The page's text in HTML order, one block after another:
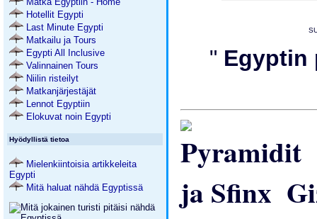
Hotellit Egypti
Last Minute Egypti
Matkailu ja Tours
Egypti All Inclusive
Valinnainen Tours
Niilin risteilyt
Matkanjärjestäjät
Lennot Egyptiin
Elokuvat noin Egypti
Hyödyllistä tietoa
Mielenkiintoisia artikkeleita
Egypti
Mitä haluat nähdä Egyptissä
"